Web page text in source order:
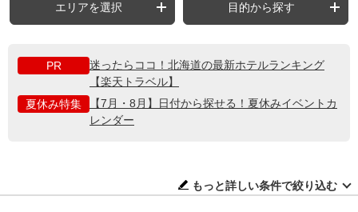
エリアを選択 目的から探す
PR
迷ったらココ！北海道の最新ホテルランキング
【楽天トラベル】
夏休み特集
【7月・8月】日付から探せる！夏休みイベントカ
レンダー
もっと詳しい条件で絞り込む